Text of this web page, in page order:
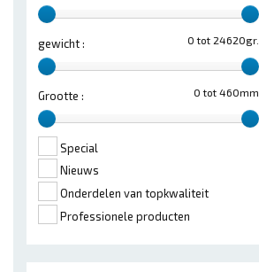
0 tot 24620gr.
gewicht :
0 tot 460mm
Grootte :
Special
Nieuws
Onderdelen van topkwaliteit
Professionele producten